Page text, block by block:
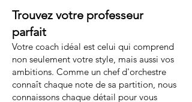
Trouvez votre professeur
parfait
Votre coach idéal est celui qui comprend
non seulement votre style, mais aussi vos
ambitions. Comme un chef d'orchestre
connaît chaque note de sa partition, nous
connaissons chaque détail pour vous